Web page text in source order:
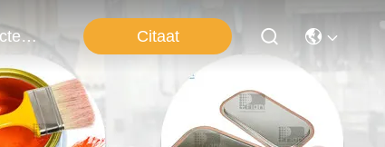
Contacteer Ons Citaat